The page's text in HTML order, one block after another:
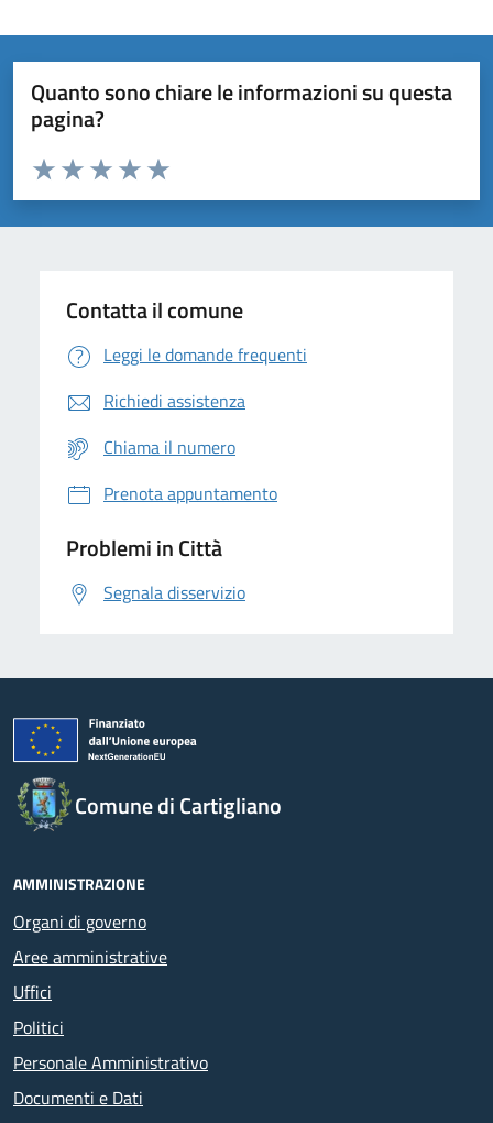
Quanto sono chiare le informazioni su questa
pagina?
Domanda
Valuta da 1 a 5 stelle la pagina
Valuta 5 stelle su 5
Valuta 4 stelle su 5
Valuta 3 stelle su 5
Valuta 2 stelle su 5
Valuta 1 stelle su 5
Contatta il comune
Leggi le domande frequenti
Richiedi assistenza
Chiama il numero
Prenota appuntamento
Problemi in Città
Segnala disservizio
Comune di Cartigliano
AMMINISTRAZIONE
Organi di governo
Aree amministrative
Uffici
Politici
Personale Amministrativo
Documenti e Dati